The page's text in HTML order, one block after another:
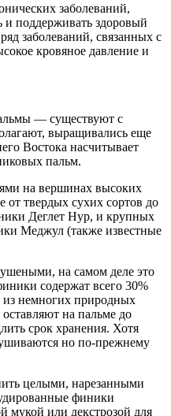
заболеваний,
и поддерживать здоровый
заболеваний, связанных с
кровяное давление и
— существуют с
выращивались еще
Востока насчитывает
пальм.
на вершинах высоких
от твердых сухих сортов до
Деглет Нур, и крупных
Меджул (также известные
на самом деле это
содержат всего 30%
из немногих природных
на пальме до
срок хранения. Хотя
но по-прежнему
целыми, нарезанными
финики
мукой или декстрозой для